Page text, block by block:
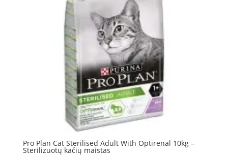
Pro Plan Cat Sterilised Adult With Optirenal 10kg –
Sterilizuotų kačių maistas